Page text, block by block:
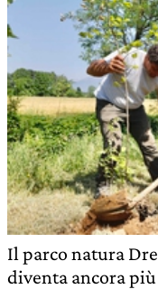
Il parco natura
diventa ancora